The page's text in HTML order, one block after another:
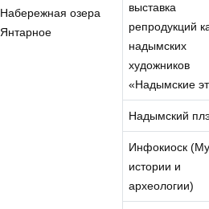
Набережная озера
Янтарное
выставка
репродукций
надымских
художников
«Надымские
Надымский
Инфокиоск
истории и
археологии)